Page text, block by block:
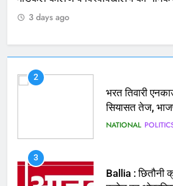
3 days ago
भरत तिवारी
सियासत तेज,
Ballia : छितौनी